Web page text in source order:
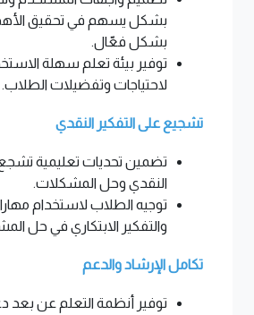
بشكل يسهم في تحقيق
بشكل فعّال.
توفير بيئة تعلم سهلة
لاحتياجات وتفضيلات الطلاب.
تشجيع على التفكير النقدي
تضمين تحديات تعليمية تشجع
النقدي وحل المشكلات.
توجيه الطلاب لاستخدام
والتفكير الابتكاري في حل
تكامل الإرشاد والدعم
توفير أنظمة التعلم عن بعد